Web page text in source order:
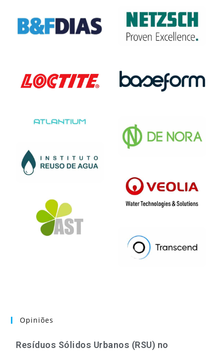
Opiniões
Resíduos Sólidos Urbanos (RSU) no